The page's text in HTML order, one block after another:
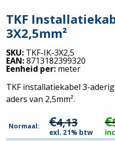
TKF
3X2,5mm²
SKU: TKF-IK-3X2,5
EAN:8713182399320
Eenheid per: meter
TKF installatiekabel 3-
aders van 2,5mm².
Normaal: €4,13
exl. 21% btw
€